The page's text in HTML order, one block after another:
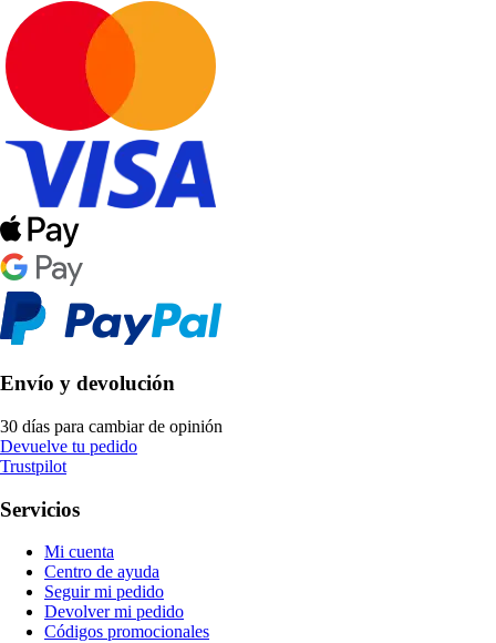
Envío y devolución
30 días para cambiar de opinión
Devuelve tu pedido
Trustpilot
Servicios
Mi cuenta
Centro de ayuda
Seguir mi pedido
Devolver mi pedido
Códigos promocionales